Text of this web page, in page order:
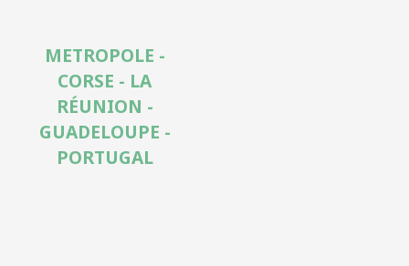
METROPOLE -
CORSE - LA
RÉUNION -
GUADELOUPE -
PORTUGAL